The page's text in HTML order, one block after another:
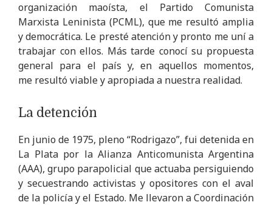
organización maoísta, el Partido Comunista
Marxista Leninista (PCML), que me resultó amplia
y democrática. Le presté atención y pronto me uní a
trabajar con ellos. Más tarde conocí su propuesta
general para el país y, en aquellos momentos,
me resultó viable y apropiada a nuestra realidad.
La detención
En junio de 1975, pleno “Rodrigazo”, fui detenida en
La Plata por la Alianza Anticomunista Argentina
(AAA), grupo parapolicial que actuaba persiguiendo
y secuestrando activistas y opositores con el aval
de la policía y el Estado. Me llevaron a Coordinación